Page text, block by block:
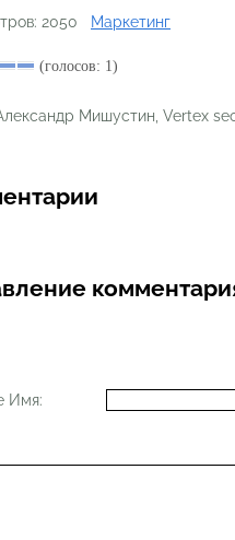
2050 Маркетинг
(голосов: 1)
Мишустин, Vertex
Имя: